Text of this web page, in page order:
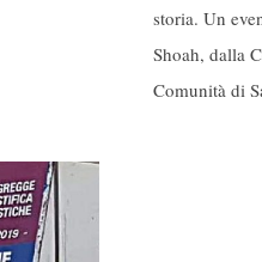
storia. Un
Shoah, dalla
Comunità di